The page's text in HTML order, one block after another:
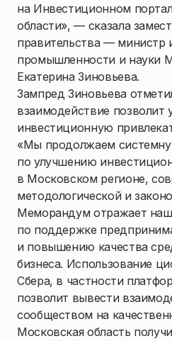
на Инвестиционном
области», — сказала
правительства — министр
промышленности и науки
Екатерина Зиновьева.
Зампред Зиновьева
взаимодействие позволит
инвестиционную
«Мы продолжаем
по улучшению
в Московском регионе,
методологической и
Меморандум отражает
по поддержке
и повышению качества
бизнеса. Использование
Сбера, в частности
позволит вывести
сообществом на
Московская область